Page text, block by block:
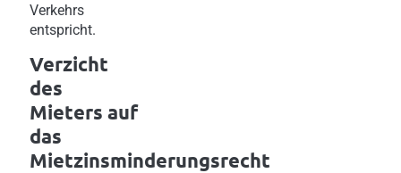
Verkehrs
entspricht.
Verzicht
des
Mieters auf
das
Mietzinsminderungsrecht